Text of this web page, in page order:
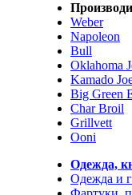
Weber
Napoleon
Bull
Oklahoma
Kamado
Big Green
Char Broil
Grillvett
Ooni
Одежда,
Одежда и